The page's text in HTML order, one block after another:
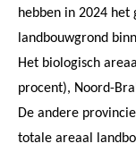
hebben in 2024 het
landbouwgrond
Het biologisch
procent), Noord-
De andere
totale areaal